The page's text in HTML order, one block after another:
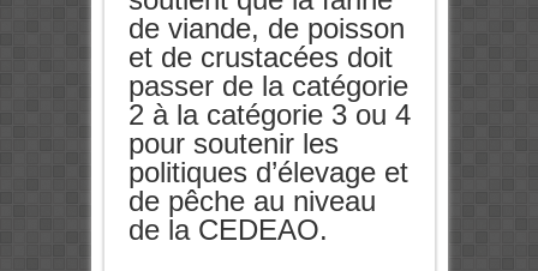
de viande, de poisson
et de crustacées doit
passer de la catégorie
2 à la catégorie 3 ou 4
pour soutenir les
politiques d’élevage et
de pêche au niveau
de la CEDEAO.